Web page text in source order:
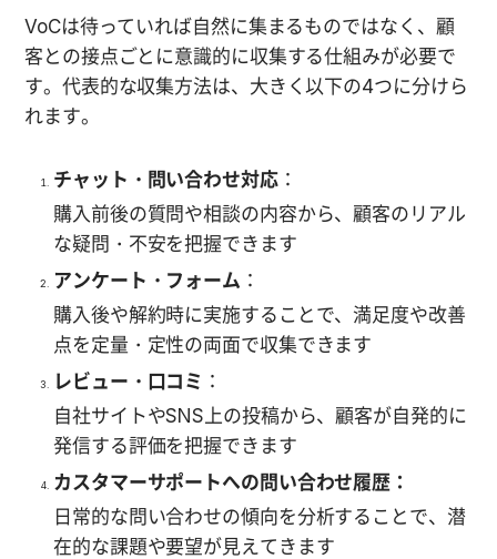
VoCは待っていれば自然に集まるものではなく、顧
客との接点ごとに意識的に収集する仕組みが必要で
す。代表的な収集方法は、大きく以下の4つに分けら
れます。
チャット・問い合わせ対応：
購入前後の質問や相談の内容から、顧客のリアル
な疑問・不安を把握できます
アンケート・フォーム ：
購入後や解約時に実施することで、満足度や改善
点を定量・定性の両面で収集できます
レビュー・口コミ ：
自社サイトやSNS上の投稿から、顧客が自発的に
発信する評価を把握できます
カスタマーサポートへの問い合わせ履歴：
日常的な問い合わせの傾向を分析することで、潜
在的な課題や要望が見えてきます